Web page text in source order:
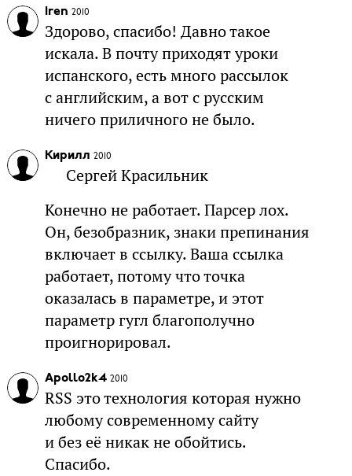
Iren 2010
Здорово, спасибо! Давно такое
искала. В почту приходят уроки
испанского, есть много рассылок
с английским, а вот с русским
ничего приличного не было.
Кирилл 2010
Сергей Красильник
Конечно не работает. Парсер лох.
Он, безобразник, знаки препинания
включает в ссылку. Ваша ссылка
работает, потому что точка
оказалась в параметре, и этот
параметр гугл благополучно
проигнорировал.
Apollo2k4 2010
RSS это технология которая нужно
любому современному сайту
и без её никак не обойтись.
Спасибо.